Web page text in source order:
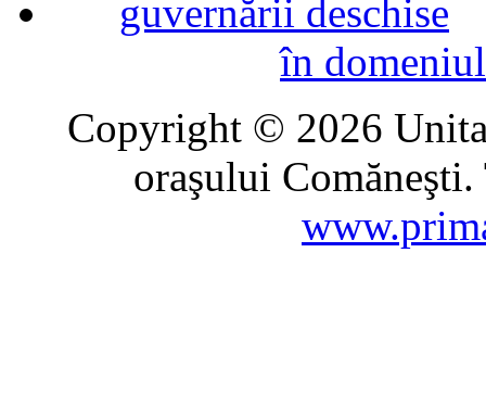
în
Copyright © 2026
oraşului